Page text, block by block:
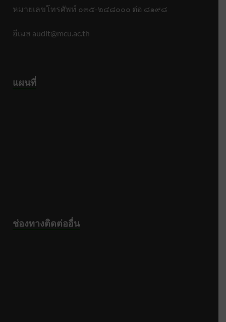
หมายเลขโทรศัพท์ ๐๓๕-๒๔๘๐๐๐ ต่อ ๘๑๙๘
อีเมล audit@mcu.ac.th
แผนที่
ช่องทางติดต่ออื่น